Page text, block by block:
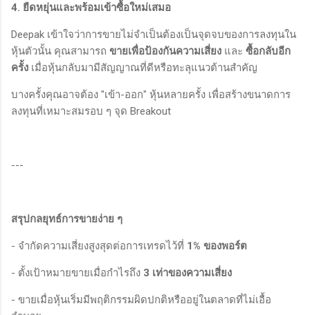
4. ยืดหยุ่นและพร้อมเข้าซื้อใหม่เสมอ
Deepak เข้าใจว่าการขายไม่จำเป็นต้องเป็นจุดจบของการลงทุนใน
หุ้นตัวนั้น คุณสามารถ ขายเพื่อป้องกันความเสี่ยง และ ซื้อกลับอีก
ครั้ง เมื่อหุ้นกลับมามีสัญญาณที่ดีหรือทะลุแนวต้านสำคัญ
บางครั้งคุณอาจต้อง "เข้า-ออก" หุ้นหลายครั้ง เพื่อสร้างขนาดการ
ลงทุนที่เหมาะสมรอบ ๆ จุด Breakout
---
สรุปกลยุทธ์การขายง่าย ๆ
- จำกัดความเสี่ยงสูงสุดต่อการเทรดไว้ที่ 1% ของพอร์ต
- ตั้งเป้าหมายขายเมื่อกำไรถึง 3 เท่าของความเสี่ยง
- ขายเมื่อหุ้นเริ่มมีพฤติกรรมผิดปกติหรืออยู่ในตลาดที่ไม่เอื้อ